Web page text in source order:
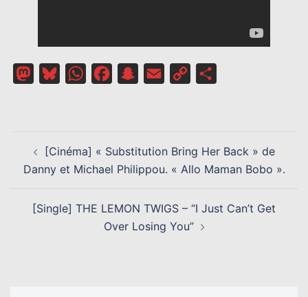
MastodonBlueskyWhatsAppFacebookSnapchat
Email
Copy
D’ARTICLE
[Cinéma] « Substitution Bring Her Back » de
Danny et Michael Philippou. « Allo Maman Bobo ».
[Single] THE LEMON TWIGS – “I Just Can’t Get
Over Losing You”